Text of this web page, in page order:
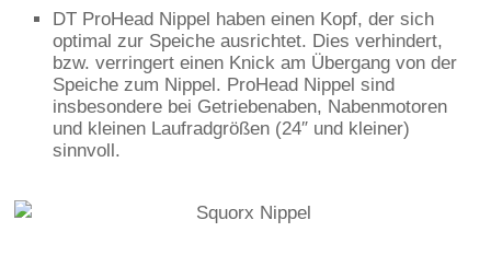
DT ProHead Nippel haben einen Kopf, der sich
optimal zur Speiche ausrichtet. Dies verhindert,
bzw. verringert einen Knick am Übergang von der
Speiche zum Nippel. ProHead Nippel sind
insbesondere bei Getriebenaben, Nabenmotoren
und kleinen Laufradgrößen (24″ und kleiner)
sinnvoll.